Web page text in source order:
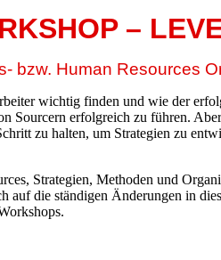
–
bzw. Human Resources
wichtig finden und wie der
Sourcern erfolgreich zu führen.
zu halten, um Strategien zu
Strategien, Methoden und
die ständigen Änderungen in